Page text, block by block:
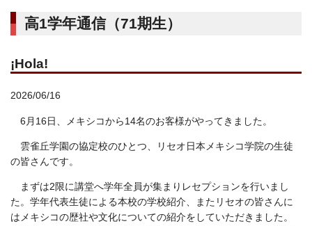
高1学年通信（71期生）
¡Hola!
2026/06/16
6月16日、メキシコから14名のお客様がやってきました。
雲雀丘学園の協定校のひとつ、リセオ日本メキシコ学院の生徒
の皆さんです。
まずは2限に講堂へ学年全員が集まりレセプションを行いまし
た。学年代表生徒による本校の学校紹介、またリセオの皆さんに
はメキシコの歴社や文化についての紹介をしていただきました。